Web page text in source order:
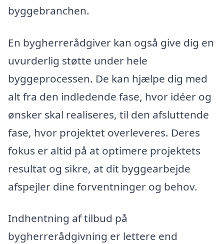
byggebranchen.
En bygherrerådgiver kan også give dig en
uvurderlig støtte under hele
byggeprocessen. De kan hjælpe dig med
alt fra den indledende fase, hvor idéer og
ønsker skal realiseres, til den afsluttende
fase, hvor projektet overleveres. Deres
fokus er altid på at optimere projektets
resultat og sikre, at dit byggearbejde
afspejler dine forventninger og behov.
Indhentning af tilbud på
bygherrerådgivning er lettere end